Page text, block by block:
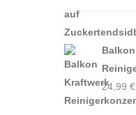
24,99 €